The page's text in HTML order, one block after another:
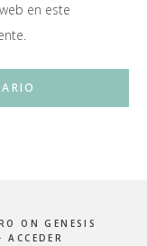
en este
ONGENESIS
·ACCEDER